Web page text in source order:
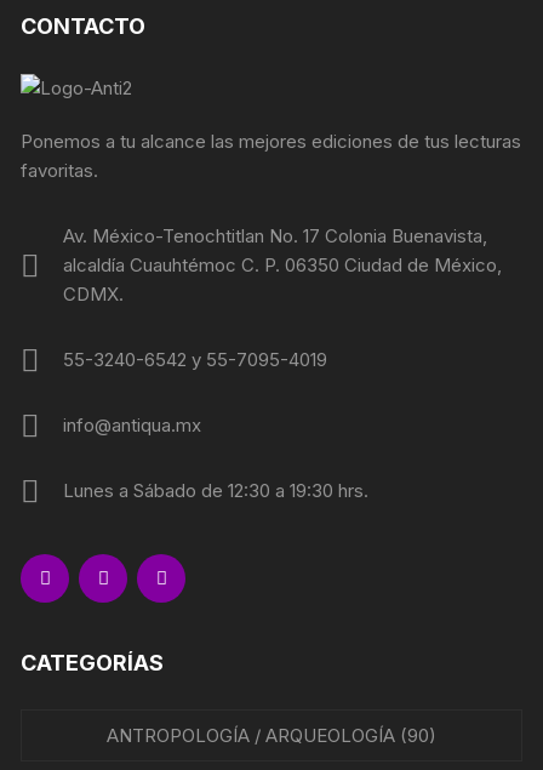
CONTACTO
Ponemos a tu alcance las mejores ediciones de tus lecturas
favoritas.
Av. México-Tenochtitlan No. 17 Colonia Buenavista,
alcaldía Cuauhtémoc C. P. 06350 Ciudad de México,
CDMX.
55-3240-6542 y 55-7095-4019
info@antiqua.mx
Lunes a Sábado de 12:30 a 19:30 hrs.
CATEGORÍAS
ANTROPOLOGÍA / ARQUEOLOGÍA(90)